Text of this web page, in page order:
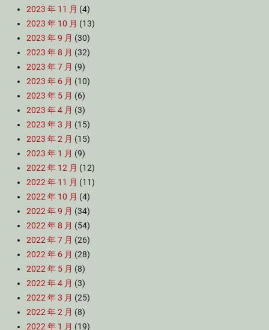
2023 年 11 月 (4)
2023 年 10 月 (13)
2023 年 9 月 (30)
2023 年 8 月 (32)
2023 年 7 月 (9)
2023 年 6 月 (10)
2023 年 5 月 (6)
2023 年 4 月 (3)
2023 年 3 月 (15)
2023 年 2 月 (15)
2023 年 1 月 (9)
2022 年 12 月 (12)
2022 年 11 月 (11)
2022 年 10 月 (4)
2022 年 9 月 (34)
2022 年 8 月 (54)
2022 年 7 月 (26)
2022 年 6 月 (28)
2022 年 5 月 (8)
2022 年 4 月 (3)
2022 年 3 月 (25)
2022 年 2 月 (8)
2022 年 1 月 (19)